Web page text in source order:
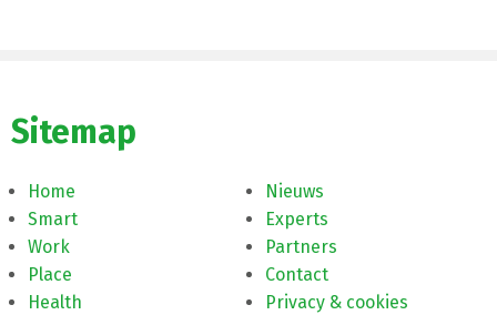
Sitemap
Home
Smart
Work
Place
Health
Nieuws
Experts
Partners
Contact
Privacy & cookies